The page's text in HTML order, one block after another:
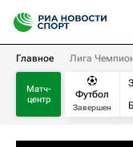
Главное Лига
Матч-
центр
Футбол
Завершен